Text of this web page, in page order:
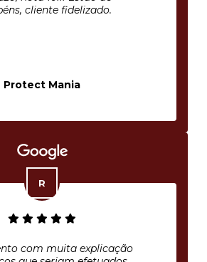
cliente fidelizado.
Protect Mania
com muita explicação